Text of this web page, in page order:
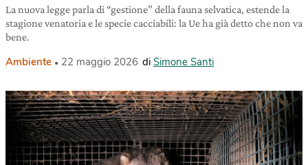
La nuova legge parla di “gestione” della fauna selvatica, estende la
stagione venatoria e le specie cacciabili: la Ue ha già detto che non va
bene.
Ambiente 22 maggio 2026 di Simone Santi